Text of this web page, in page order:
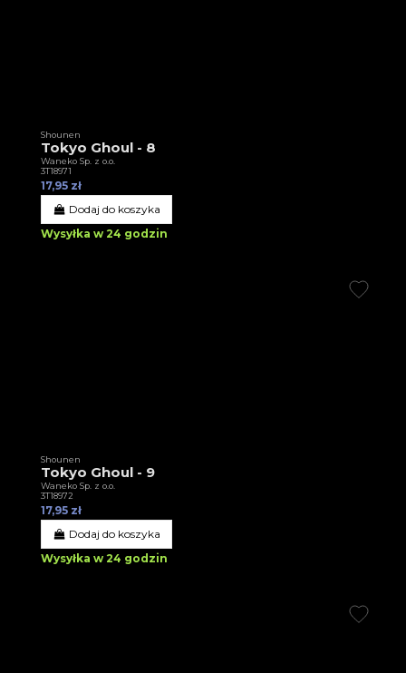
Shounen
Tokyo Ghoul - 8
Waneko Sp. z o.o.
3T18971
17,95 zł
Dodaj do koszyka
Wysyłka w 24 godzin
Shounen
Tokyo Ghoul - 9
Waneko Sp. z o.o.
3T18972
17,95 zł
Dodaj do koszyka
Wysyłka w 24 godzin